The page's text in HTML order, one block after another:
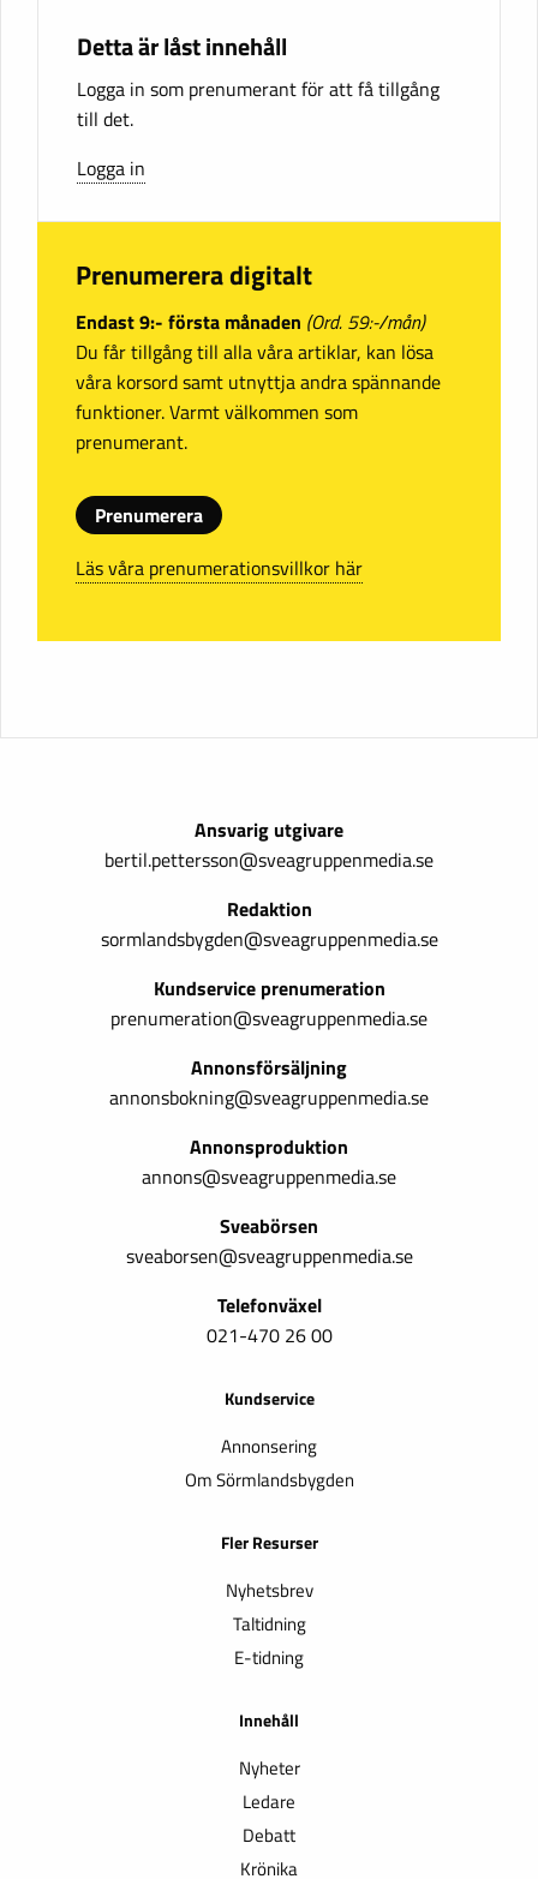
Detta är låst innehåll
Logga in som prenumerant för att få tillgång
till det.
Logga in
Prenumerera digitalt
Endast 9:- första månaden (Ord. 59:-/mån)
Du får tillgång till alla våra artiklar, kan lösa
våra korsord samt utnyttja andra spännande
funktioner. Varmt välkommen som
prenumerant.
Prenumerera
Läs våra prenumerationsvillkor här
Ansvarig utgivare
bertil.pettersson@sveagruppenmedia.se
Redaktion
sormlandsbygden@sveagruppenmedia.se
Kundservice prenumeration
prenumeration@sveagruppenmedia.se
Annonsförsäljning
annonsbokning@sveagruppenmedia.se
Annonsproduktion
annons@sveagruppenmedia.se
Sveabörsen
sveaborsen@sveagruppenmedia.se
Telefonväxel
021-470 26 00
Kundservice
Annonsering
Om Sörmlandsbygden
Fler Resurser
Nyhetsbrev
Taltidning
E-tidning
Innehåll
Nyheter
Ledare
Debatt
Krönika